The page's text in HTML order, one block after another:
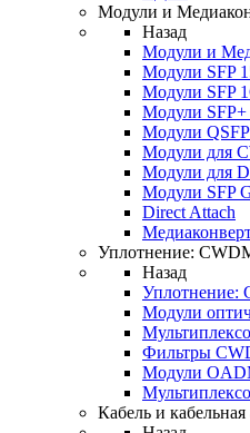
Модули и
Назад
Модули и
Модули SFP
Модули SFP
Модули SFP+
Модули
Модули для
Модули для
Модули SFP
Direct Attach
Уплотнение:
Назад
Уплотнение:
Модули
Фильтры
Модули
Кабель и кабельная